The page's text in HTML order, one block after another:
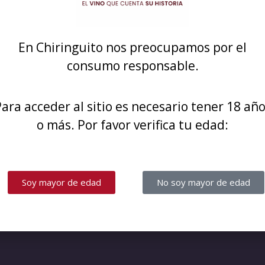
Estamos
En Chiringuito nos preocupamos por el
consumo responsable.
acceder al sitio es necesario tener 18
o más. Por favor verifica tu edad:
Soy mayor de edad No soy mayor de edad